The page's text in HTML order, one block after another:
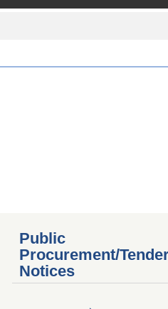
Public
Procurement/
Notices